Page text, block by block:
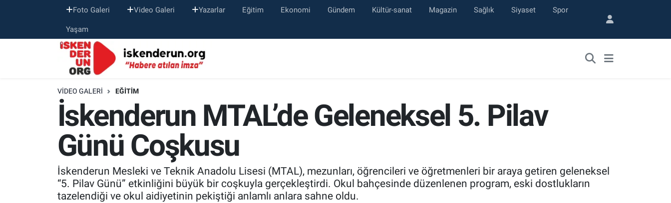
Foto Galeri Video Galeri Yazarlar Eğitim Ekonomi Gündem Kültür-sanat Magazin Sağlık Siyaset Spor
Yaşam
VIDEO GALERI EĞITIM
İskenderun MTAL’de Geleneksel 5. Pilav
Günü Coşkusu
İskenderun Mesleki ve Teknik Anadolu Lisesi (MTAL), mezunları, öğrencileri ve öğretmenleri bir araya getiren geleneksel
“5. Pilav Günü” etkinliğini büyük bir coşkuyla gerçekleştirdi. Okul bahçesinde düzenlenen program, eski dostlukların
tazelendiği ve okul aidiyetinin pekiştiği anlamlı anlara sahne oldu.